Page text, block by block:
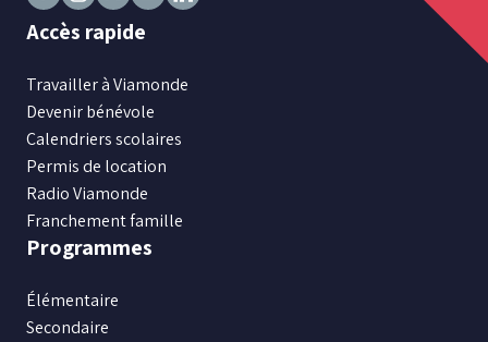
Suivez
sur
Facebook
Suivez
sur
Instagram
Suivez
nous
sur
X
Suivez
sur
Accès rapide
Travailler à Viamonde
Devenir bénévole
Calendriers scolaires
Permis de location
Radio Viamonde
Franchement famille
Programmes
Élémentaire
Secondaire